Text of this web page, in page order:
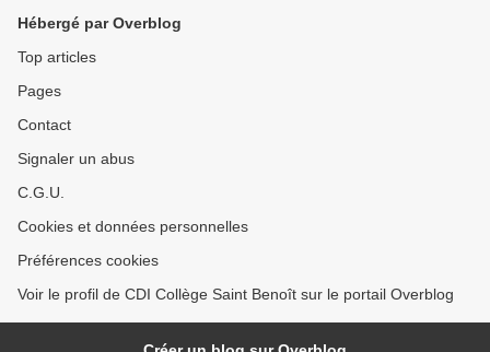
Hébergé par Overblog
Top articles
Pages
Contact
Signaler un abus
C.G.U.
Cookies et données personnelles
Préférences cookies
Voir le profil de CDI Collège Saint Benoît sur le portail Overblog